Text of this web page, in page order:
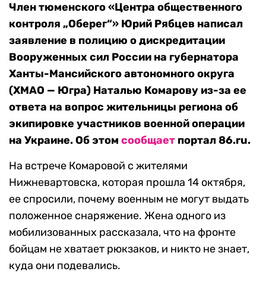
Член тюменского «Центра общественного
контроля „Оберег“» Юрий Рябцев написал
заявление в полицию о дискредитации
Вооруженных сил России на губернатора
Ханты-Мансийского автономного округа
(ХМАО — Югра) Наталью Комарову из-за ее
ответа на вопрос жительницы региона об
экипировке участников военной операции
на Украине. Об этом сообщает портал 86.ru.
На встрече Комаровой с жителями
Нижневартовска, которая прошла 14 октября,
ее спросили, почему военным не могут выдать
положенное снаряжение. Жена одного из
мобилизованных рассказала, что на фронте
бойцам не хватает рюкзаков, и никто не знает,
куда они подевались.